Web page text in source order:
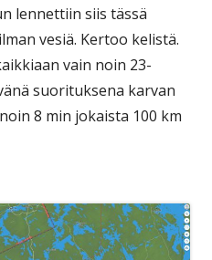
lennettiin siis tässä
vesiä. Kertoo kelistä.
vain noin 23-
suorituksena karvan
8 min jokaista 100 km